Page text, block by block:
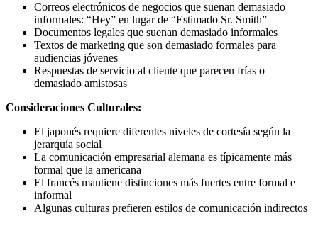
Correos electrónicos de negocios que suenan demasiado
informales: “Hey” en lugar de “Estimado Sr. Smith”
Documentos legales que suenan demasiado informales
Textos de marketing que son demasiado formales para
audiencias jóvenes
Respuestas de servicio al cliente que parecen frías o
demasiado amistosas
Consideraciones Culturales:
El japonés requiere diferentes niveles de cortesía según la
jerarquía social
La comunicación empresarial alemana es típicamente más
formal que la americana
El francés mantiene distinciones más fuertes entre formal e
informal
Algunas culturas prefieren estilos de comunicación indirectos